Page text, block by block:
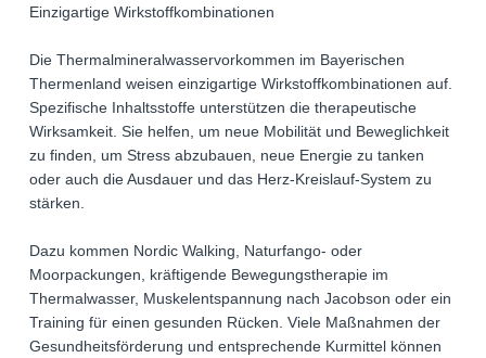
Einzigartige Wirkstoffkombinationen
Die Thermalmineralwasservorkommen im Bayerischen
Thermenland weisen einzigartige Wirkstoffkombinationen auf.
Spezifische Inhaltsstoffe unterstützen die therapeutische
Wirksamkeit. Sie helfen, um neue Mobilität und Beweglichkeit
zu finden, um Stress abzubauen, neue Energie zu tanken
oder auch die Ausdauer und das Herz-Kreislauf-System zu
stärken.
Dazu kommen Nordic Walking, Naturfango- oder
Moorpackungen, kräftigende Bewegungstherapie im
Thermalwasser, Muskelentspannung nach Jacobson oder ein
Training für einen gesunden Rücken. Viele Maßnahmen der
Gesundheitsförderung und entsprechende Kurmittel können